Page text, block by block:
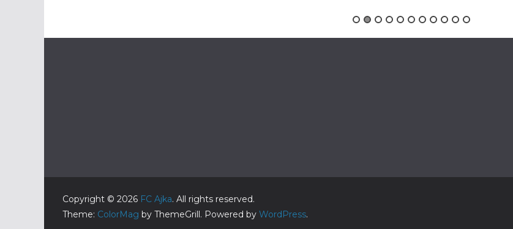
Copyright © 2026 FC Ajka. All rights reserved.
Theme: ColorMag by ThemeGrill. Powered by WordPress.